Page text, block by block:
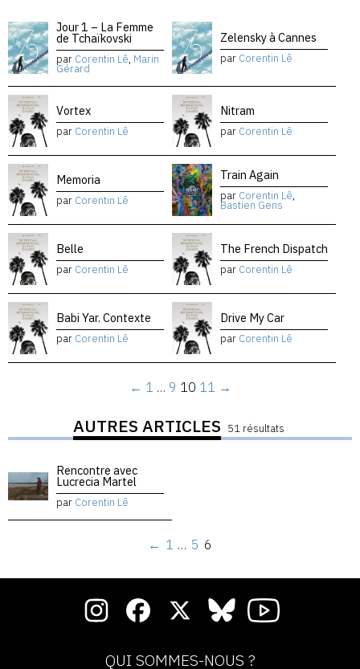
Jour 1 – La Femme
de Tchaïkovski
par Corentin Lê, Marin
Gérard
Zelensky à Cannes
par Corentin Lê
Vortex
par Corentin Lê
Nitram
par Corentin Lê
Memoria
par Corentin Lê
Train Again
par Corentin Lê,
Bastien Gens
Belle
par Corentin Lê
The French Dispatch
par Corentin Lê
Babi Yar. Contexte
par Corentin Lê
Drive My Car
par Corentin Lê
← 1 … 9 10 11 →
AUTRES ARTICLES 51 résultats
Rencontre avec
Lucrecia Martel
par Corentin Lê
← 1 … 5 6
QUI SOMMES-NOUS ?